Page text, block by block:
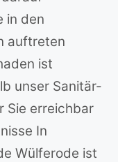
in den
auftreten
ist
unser Sanitär-
Sie erreichbar
In
Wülferode ist